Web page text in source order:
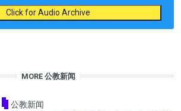
Click for Audio Archive
MORE 公教新闻
公教新闻